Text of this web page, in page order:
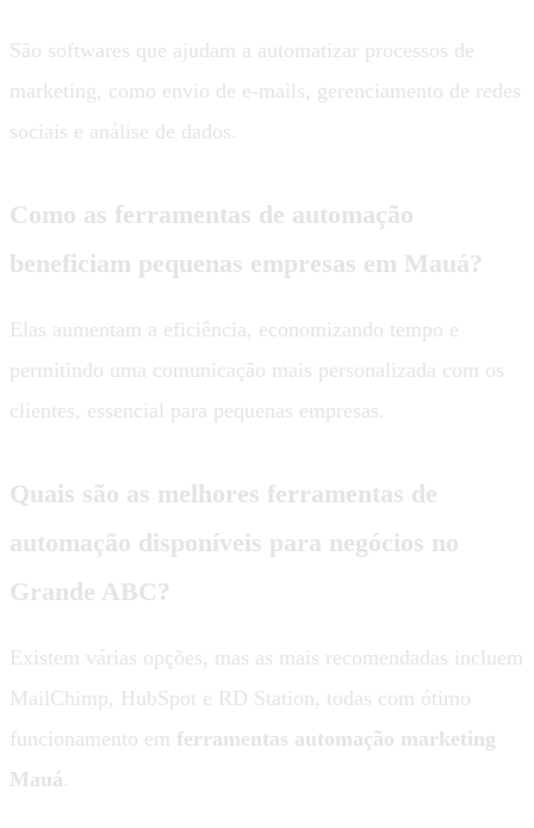
São softwares que ajudam a automatizar processos de
marketing, como envio de e-mails, gerenciamento de redes
sociais e análise de dados.
Como as ferramentas de automação
beneficiam pequenas empresas em Mauá?
Elas aumentam a eficiência, economizando tempo e
permitindo uma comunicação mais personalizada com os
clientes, essencial para pequenas empresas.
Quais são as melhores ferramentas de
automação disponíveis para negócios no
Grande ABC?
Existem várias opções, mas as mais recomendadas incluem
MailChimp, HubSpot e RD Station, todas com ótimo
funcionamento em ferramentas automação marketing
Mauá.